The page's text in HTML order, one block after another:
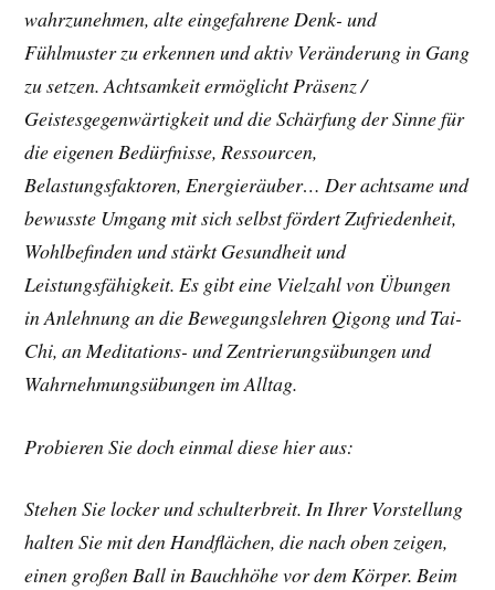
wahrzunehmen, alte eingefahrene Denk- und
Fühlmuster zu erkennen und aktiv Veränderung in Gang
zu setzen. Achtsamkeit ermöglicht Präsenz /
Geistesgegenwärtigkeit und die Schärfung der Sinne für
die eigenen Bedürfnisse, Ressourcen,
Belastungsfaktoren, Energieräuber… Der achtsame und
bewusste Umgang mit sich selbst fördert Zufriedenheit,
Wohlbefinden und stärkt Gesundheit und
Leistungsfähigkeit. Es gibt eine Vielzahl von Übungen
in Anlehnung an die Bewegungslehren Qigong und Tai-
Chi, an Meditations- und Zentrierungsübungen und
Wahrnehmungsübungen im Alltag.
Probieren Sie doch einmal diese hier aus:
Stehen Sie locker und schulterbreit. In Ihrer Vorstellung
halten Sie mit den Handflächen, die nach oben zeigen,
einen großen Ball in Bauchhöhe vor dem Körper. Beim